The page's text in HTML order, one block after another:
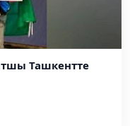
Ташкентте